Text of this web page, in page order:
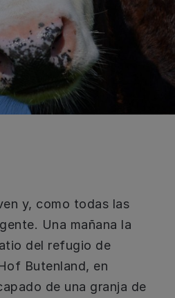
y, como todas las
Una mañana la
del refugio de
Butenland, en
de una granja de